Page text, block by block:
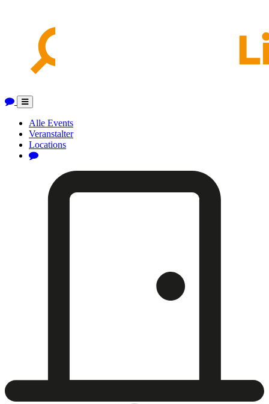
Toggle
navigation
Alle Events
Veranstalter
Locations